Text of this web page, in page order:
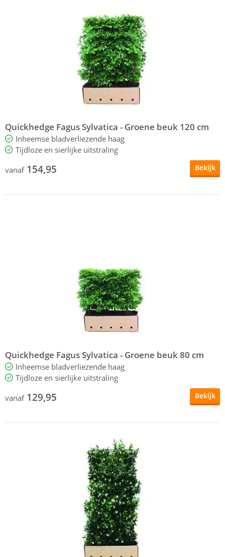
Quickhedge Fagus Sylvatica - Groene beuk 120 cm
Inheemse bladverliezende haag
Tijdloze en sierlijke uitstraling
vanaf 154,95 Bekijk
Quickhedge Fagus Sylvatica - Groene beuk 80 cm
Inheemse bladverliezende haag
Tijdloze en sierlijke uitstraling
vanaf 129,95 Bekijk